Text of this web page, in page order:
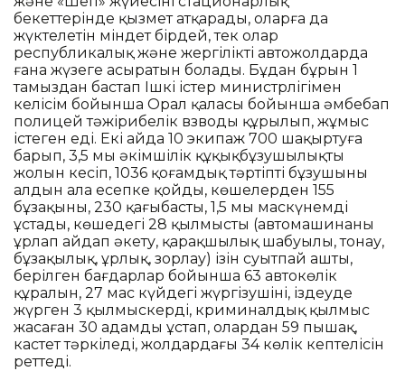
бекеттерінде қызмет атқарады, оларға да
жүктелетін міндет бірдей, тек олар
республикалық және жергілікті автожолдарда
ғана жүзеге асыратын болады. Бұдан бұрын 1
тамыздан бастап Ішкі істер министрлігімен
келісім бойынша Орал қаласы бойынша әмбебап
полицей тәжірибелік взводы құрылып, жұмыс
істеген еді. Екі айда 10 экипаж 700 шақыртуға
барып, 3,5 мың әкімшілік құқықбұзушылықтың
жолын кесіп, 1036 қоғамдық тәртіпті бұзушыны
алдын ала есепке қойды, көшелерден 155
бұзақыны, 230 қаңғыбасты, 1,5 мың маскүнемді
ұстады, көшедегі 28 қылмыстың (автомашинаны
ұрлап айдап әкету, қарақшылық шабуылы, тонау,
бұзақылық, ұрлық, зорлау) ізін суытпай ашты,
берілген бағдарлар бойынша 63 автокөлік
құралын, 27 мас күйдегі жүргізушіні, іздеуде
жүрген 3 қылмыскерді, криминалдық қылмыс
жасаған 30 адамды ұстап, олардан 59 пышақ,
кастет тәркіледі, жолдардағы 34 көлік кептелісін
реттеді.